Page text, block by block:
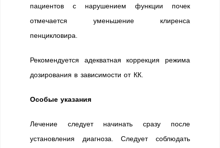
пациентов с нарушением функции почек
отмечается уменьшение клиренса
пенцикловира.
Рекомендуется адекватная коррекция режима
дозирования в зависимости от КК.
Особые указания
Лечение следует начинать сразу после
установления диагноза. Следует соблюдать